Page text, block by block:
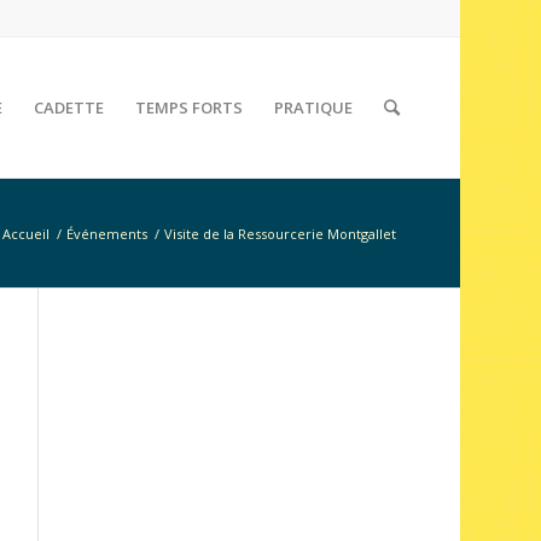
CADETTE TEMPS FORTS PRATIQUE
Accueil / Événements / Visite de la Ressourcerie Montgallet